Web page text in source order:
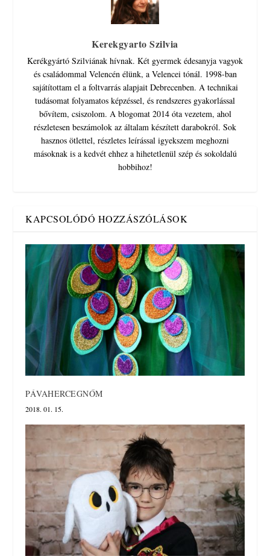
Kerekgyarto Szilvia
Kerékgyártó Szilviának hívnak. Két gyermek édesanyja vagyok
és családommal Velencén élünk, a Velencei tónál. 1998-ban
sajátítottam el a foltvarrás alapjait Debrecenben. A technikai
tudásomat folyamatos képzéssel, és rendszeres gyakorlással
bővítem, csiszolom. A blogomat 2014 óta vezetem, ahol
részletesen beszámolok az általam készített darabokról. Sok
hasznos ötlettel, részletes leírással igyekszem meghozni
másoknak is a kedvét ehhez a hihetetlenül szép és sokoldalú
hobbihoz!
KAPCSOLÓDÓ HOZZÁSZÓLÁSOK
PÁVAHERCEGNŐM
2018. 01. 15.